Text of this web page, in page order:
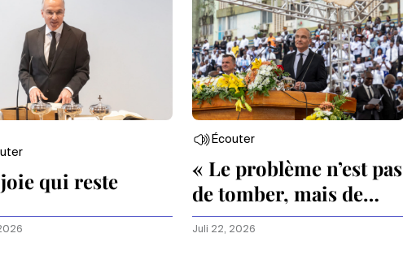
qui reste
Écouter
« Le problème n’est pas
de tomber, mais de
rester à terre. »
Juli 22, 2026